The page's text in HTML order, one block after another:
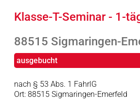
Klasse-T-Seminar - 1-
88515 Sigmaringen-
ausgebucht
nach § 53 Abs. 1 FahrlG
Ort: 88515 Sigmaringen-Emerfeld